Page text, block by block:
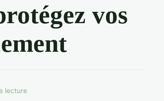
vos
lecture